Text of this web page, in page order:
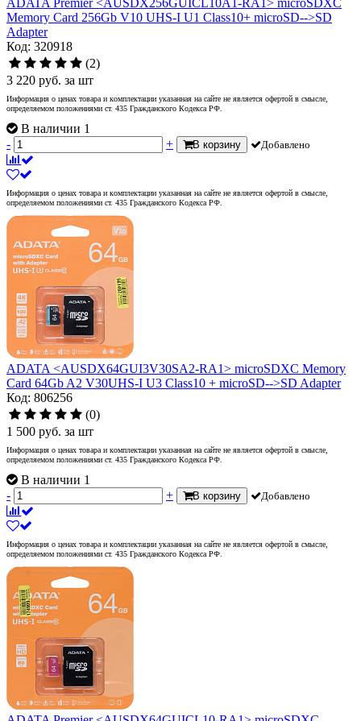
ADATA Premier <AUSDX256GUICL10A1-RA1> microSDXC
Memory Card 256Gb V10 UHS-I U1 Class10+ microSD-->SD
Adapter
Код: 320918
(2)
3 220 руб. за шт
Информация о ценах товара и комплектации указанная на сайте не является офертой в смысле,
определяемом положениями ст. 435 Гражданского Кодекса РФ.
В наличии 1
-
+ В корзину Добавлено
Информация о ценах товара и комплектации указанная на сайте не является офертой в смысле,
определяемом положениями ст. 435 Гражданского Кодекса РФ.
ADATA <AUSDX64GUI3V30SA2-RA1> microSDXC Memory
Card 64Gb A2 V30UHS-I U3 Class10 + microSD-->SD Adapter
Код: 806256
(0)
1 500 руб. за шт
Информация о ценах товара и комплектации указанная на сайте не является офертой в смысле,
определяемом положениями ст. 435 Гражданского Кодекса РФ.
В наличии 1
-
+ В корзину Добавлено
Информация о ценах товара и комплектации указанная на сайте не является офертой в смысле,
определяемом положениями ст. 435 Гражданского Кодекса РФ.